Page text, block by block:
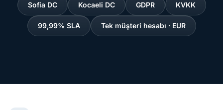
Sofia DC Kocaeli DC GDPR KVKK
99,99% SLA Tek müşteri hesabı · EUR